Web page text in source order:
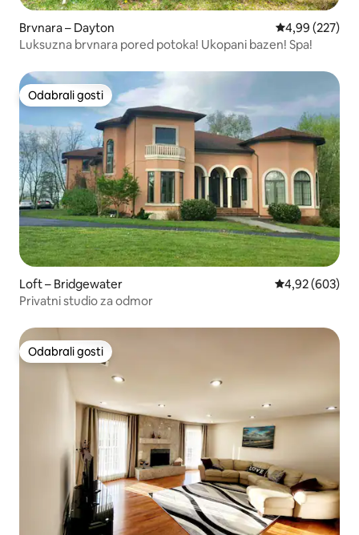
Brvnara – Dayton Prosječna
4,99 (227)
Luksuzna brvnara pored potoka! Ukopani bazen! Spa!
Odabrali gosti
Odabrali gosti
Loft – Bridgewater Prosječna
4,92 (603)
Privatni studio za odmor
Odabrali gosti
Odabrali gosti